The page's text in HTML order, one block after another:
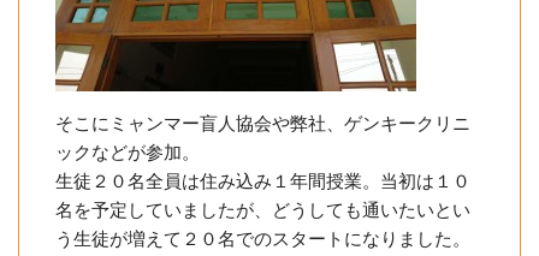
そこにミャンマー盲人協会や弊社、ゲンキークリニ
ックなどが参加。
生徒２０名全員は住み込み１年間授業。当初は１０
名を予定していましたが、どうしても通いたいとい
う生徒が増えて２０名でのスタートになりました。